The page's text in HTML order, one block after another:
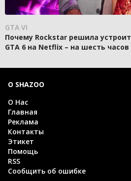
GTA VI
Почему Rockstar решила
GTA 6 на Netflix – на шесть
О SHAZOO
О Нас
Главная
Реклама
Контакты
Этикет
Помощь
RSS
Сообщить об ошибке